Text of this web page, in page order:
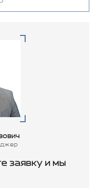
заявку и мы